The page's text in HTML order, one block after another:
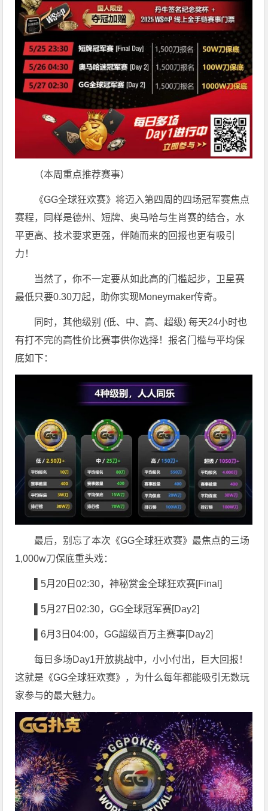
（本周重点推荐赛事）
《GG全球狂欢赛》将迈入第四周的四场冠军赛焦点
赛程，同样是德州、短牌、奥马哈与生肖赛的结合，水
平更高、技术要求更强，伴随而来的回报也更有吸引
力！
当然了，你不一定要从如此高的门槛起步，卫星赛
最低只要0.30刀起，助你实现Moneymaker传奇。
同时，其他级别 (低、中、高、超级) 每天24小时也
有打不完的高性价比赛事供你选择！报名门槛与平均保
底如下：
最后，别忘了本次《GG全球狂欢赛》最焦点的三场
1,000w刀保底重头戏：
▌5月20日02:30，神秘赏金全球狂欢赛[Final]
▌5月27日02:30，GG全球冠军赛[Day2]
▌6月3日04:00，GG超级百万主赛事[Day2]
每日多场Day1开放挑战中，小小付出，巨大回报！
这就是《GG全球狂欢赛》，为什么每年都能吸引无数玩
家参与的最大魅力。